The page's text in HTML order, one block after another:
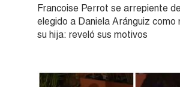
Francoise Perrot se arrepiente
elegido a Daniela Aránguiz como
su hija: reveló sus motivos